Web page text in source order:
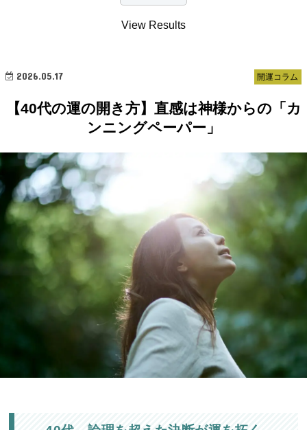
View Results
開運コラム
2026.05.17
【40代の運の開き方】直感は神様からの「カ
ンニングペーパー」